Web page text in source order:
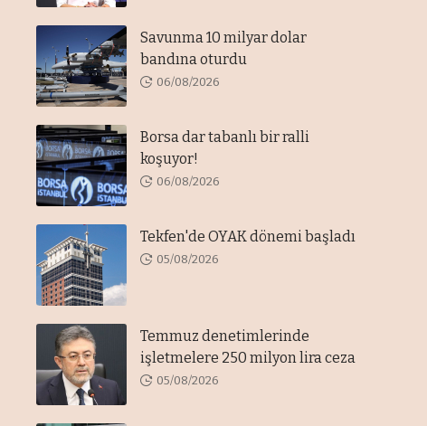
Savunma 10 milyar dolar
bandına oturdu
06/08/2026
Borsa dar tabanlı bir ralli
koşuyor!
06/08/2026
Tekfen'de OYAK dönemi başladı
05/08/2026
Temmuz denetimlerinde
işletmelere 250 milyon lira ceza
05/08/2026